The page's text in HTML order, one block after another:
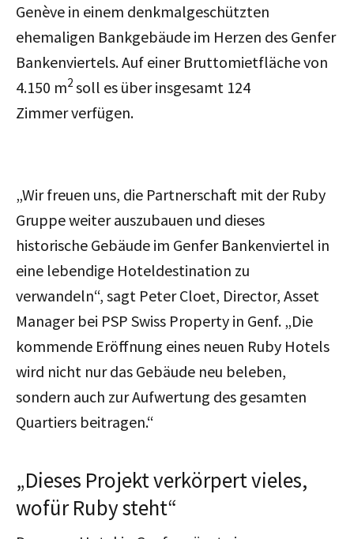
Genève in einem denkmalgeschützten
ehemaligen Bankgebäude im Herzen des Genfer
Bankenviertels. Auf einer Bruttomietfläche von
4.150 m2 soll es über insgesamt 124
Zimmer verfügen.
„Wir freuen uns, die Partnerschaft mit der Ruby
Gruppe weiter auszubauen und dieses
historische Gebäude im Genfer Bankenviertel in
eine lebendige Hoteldestination zu
verwandeln“, sagt Peter Cloet, Director, Asset
Manager bei PSP Swiss Property in Genf. „Die
kommende Eröffnung eines neuen Ruby Hotels
wird nicht nur das Gebäude neu beleben,
sondern auch zur Aufwertung des gesamten
Quartiers beitragen.“
„Dieses Projekt verkörpert vieles,
wofür Ruby steht“